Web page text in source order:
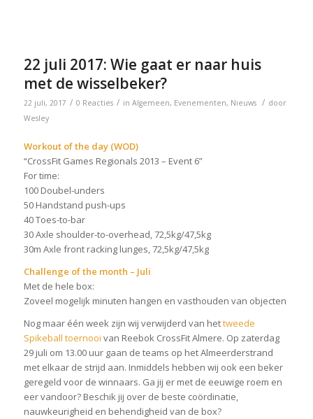
22 juli 2017: Wie gaat er naar huis
met de wisselbeker?
22 juli, 2017 / 0 Reacties / in Algemeen, Evenementen, Nieuws / door
Wesley
Workout of the day (WOD)
“CrossFit Games Regionals 2013 – Event 6”
For time:
100 Doubel-unders
50 Handstand push-ups
40 Toes-to-bar
30 Axle shoulder-to-overhead, 72,5kg/47,5kg
30m Axle front racking lunges, 72,5kg/47,5kg
Challenge of the month – Juli
Met de hele box:
Zoveel mogelijk minuten hangen en vasthouden van objecten
Nog maar één week zijn wij verwijderd van hettweede
Spikeball toernooi van Reebok CrossFit Almere. Op zaterdag
29 juli om 13.00 uur gaan de teams op het Almeerderstrand
met elkaar de strijd aan. Inmiddels hebben wij ook een beker
geregeld voor de winnaars. Ga jij er met de eeuwige roem en
eer vandoor? Beschik jij over de beste coördinatie,
nauwkeurigheid en behendigheid van de box?